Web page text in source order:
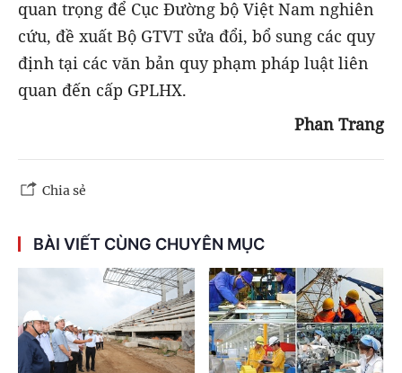
quan trọng để Cục Đường bộ Việt Nam nghiên
cứu, đề xuất Bộ GTVT sửa đổi, bổ sung các quy
định tại các văn bản quy phạm pháp luật liên
quan đến cấp GPLHX.
Phan Trang
Chia sẻ
BÀI VIẾT CÙNG CHUYÊN MỤC